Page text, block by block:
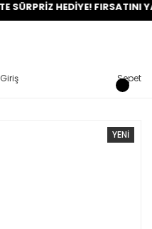
HEDİYE! FIRSATINI
Giriş Sepet
YENİ